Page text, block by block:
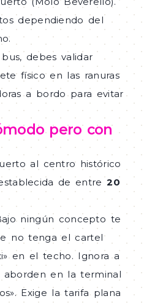
dependiendo del
debes validar
físico en las ranuras
a bordo para evitar
pero con
al centro histórico
de entre20
ningún concepto te
no tenga el cartel
en el techo. Ignora a
en la terminal
Exige la tarifa plana